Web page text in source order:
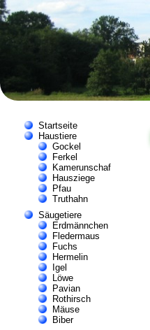
Startseite
Haustiere
Gockel
Ferkel
Kamerunschaf
Hausziege
Pfau
Truthahn
Säugetiere
Erdmännchen
Fledermaus
Fuchs
Hermelin
Igel
Löwe
Pavian
Rothirsch
Mäuse
Biber